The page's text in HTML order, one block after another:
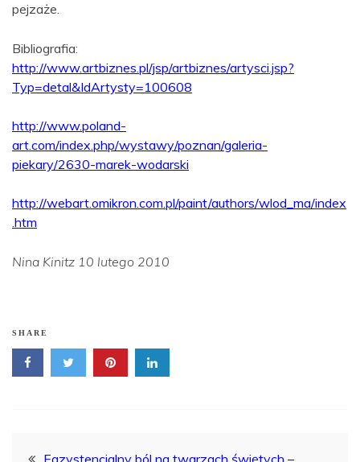
pejzaże.
Bibliografia:
http://www.artbiznes.pl/jsp/artbiznes/artysci.jsp?
Typ=detal&IdArtysty=100608
http://www.poland-
art.com/index.php/wystawy/poznan/galeria-
piekary/2630-marek-wodarski
http://webart.omikron.com.pl/paint/authors/wlod_ma/index
.htm
Nina Kinitz 10 lutego 2010
SHARE
Nawigacja